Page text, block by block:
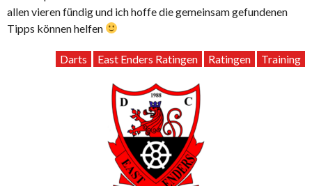
allen vieren fündig und ich hoffe die gemeinsam gefundenen
Tipps können helfen
Darts East Enders Ratingen Ratingen Training